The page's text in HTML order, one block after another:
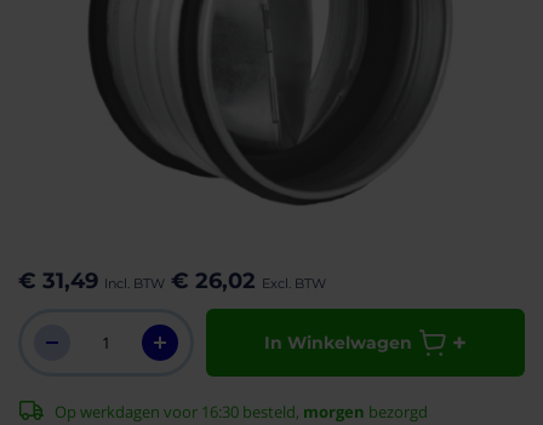
€ 31,49 € 26,02
Op werkdagen voor 16:30 besteld, morgen bezorgd
In Winkelwagen